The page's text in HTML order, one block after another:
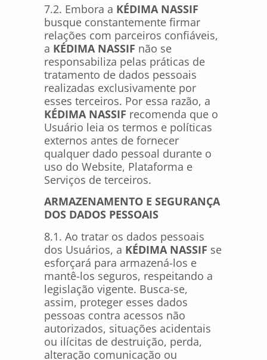
7.2. Embora a KÉDIMA NASSIF
busque constantemente firmar
relações com parceiros confiáveis,
a KÉDIMA NASSIF não se
responsabiliza pelas práticas de
tratamento de dados pessoais
realizadas exclusivamente por
esses terceiros. Por essa razão, a
KÉDIMA NASSIF recomenda que o
Usuário leia os termos e políticas
externos antes de fornecer
qualquer dado pessoal durante o
uso do Website, Plataforma e
Serviços de terceiros.
ARMAZENAMENTO E SEGURANÇA
DOS DADOS PESSOAIS
8.1. Ao tratar os dados pessoais
dos Usuários, a KÉDIMA NASSIF se
esforçará para armazená-los e
mantê-los seguros, respeitando a
legislação vigente. Busca-se,
assim, proteger esses dados
pessoas contra acessos não
autorizados, situações acidentais
ou ilícitas de destruição, perda,
alteração comunicação ou